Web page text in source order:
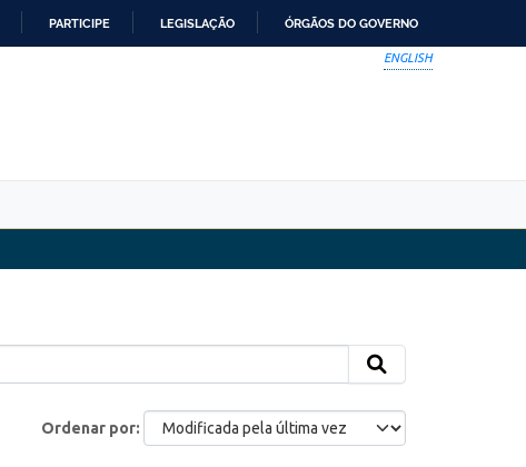
PARTICIPE LEGISLAÇÃO ÓRGÃOS DO GOVERNO
ENGLISH
Ordenar por